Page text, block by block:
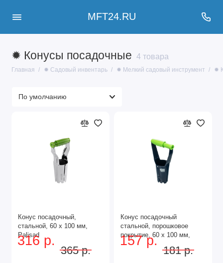
MFT24.RU
✹ Конусы посадочные 4 товара
Главная ✹ Садовый инвентарь ✹ Мелкий садовый инструмент ✹
Конус посадочный,
стальной, 60 х 100 мм,
Palisad
316 р.
365 р.
Конус посадочный
стальной, порошковое
покрытие, 60 х 100 мм,
Сибртех
157 р.
181 р.